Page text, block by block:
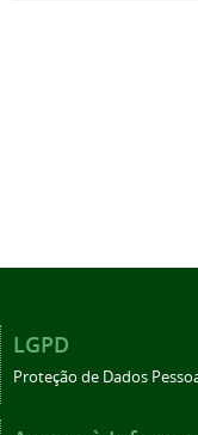
LGPD
Proteção de Dados